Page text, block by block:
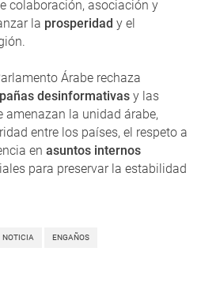
colaboración, asociación y
la prosperidad y el
Árabe rechaza
desinformativas y las
la unidad árabe,
entre los países, el respeto a
en asuntos internos
para preservar la estabilidad
NOTICIA ENGAÑOS